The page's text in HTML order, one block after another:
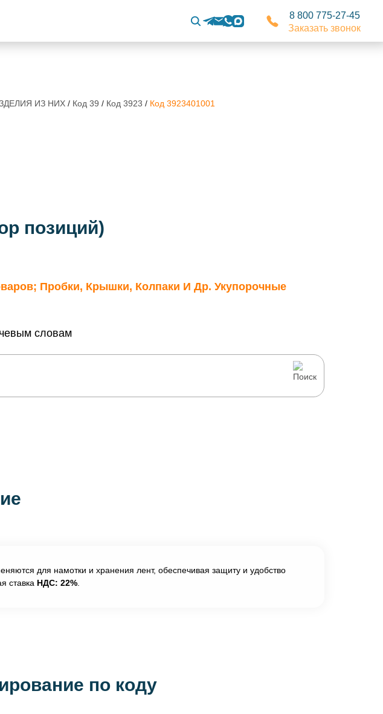
8 800 775-27-45
Заказать звонок
ИЗ НИХ / Код 39 / Код 3923 / Код 3923401001
позиций)
Пробки, Крышки, Колпаки И Др. Укупорочные
словам
для намотки и хранения лент, обеспечивая защиту и удобство
ставка НДС: 22%
по коду